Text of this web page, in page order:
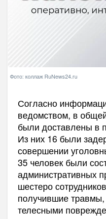
Фото: коллаж RuNews24.ru
Согласно
ведомством, в
были доставлены в
Из них 16 были
совершении
35 человек были
административных
шестеро
получившие травмы,
телесными